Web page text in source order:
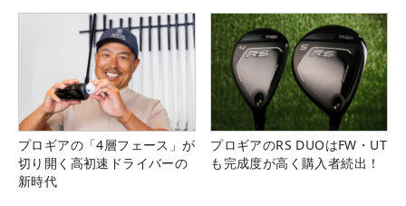
プロギアの「4層フェース」が
切り開く高初速ドライバーの
新時代
プロギアのRS DUOはFW・UT
も完成度が高く購入者続出！